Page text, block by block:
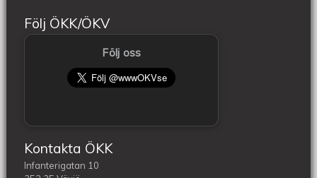
Följ ÖKK/ÖKV
Följ oss
Kontakta ÖKK
Infanterigatan 10